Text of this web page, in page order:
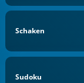
Schaken
Sudoku